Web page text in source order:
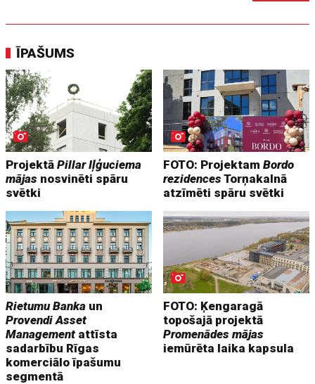
ĪPAŠUMS
ProjektāPillar Iļģuciema
mājas nosvinēti spāru
svētki
FOTO: ProjektamBordo
rezidencesTorņakalnā
atzīmēti spāru svētki
Rietumu Banka un
Provendi Asset
Management attīsta
sadarbību Rīgas
komerciālo īpašumu
segmentā
FOTO: Ķengaragā
topošajā projektā
Promenādes mājas
iemūrēta laika kapsula